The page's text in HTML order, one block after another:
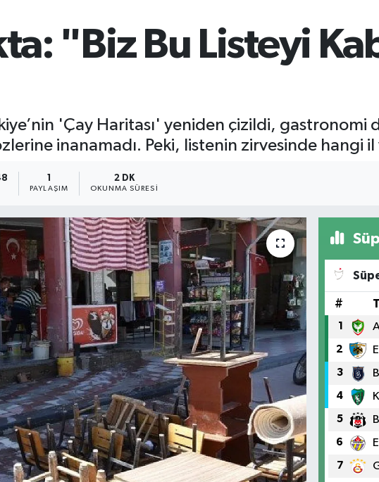
"Biz Bu Listeyi
'Çay Haritası' yeniden çizildi,
inanamadı. Peki, listenin zirvesinde hangi il
1
PAYLAŞIM
2 DK
OKUNMA SÜRESI
#
1
2
3
4
5
6
7